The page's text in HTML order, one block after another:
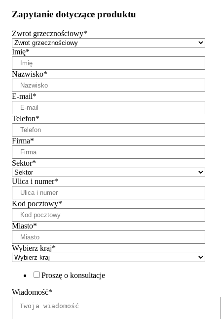
Zapytanie dotyczące produktu
Zwrot grzecznościowy*
Imię*
Nazwisko*
E-mail*
Telefon*
Firma*
Sektor*
Ulica i numer*
Kod pocztowy*
Miasto*
Wybierz kraj*
Proszę o konsultacje
Wiadomość*